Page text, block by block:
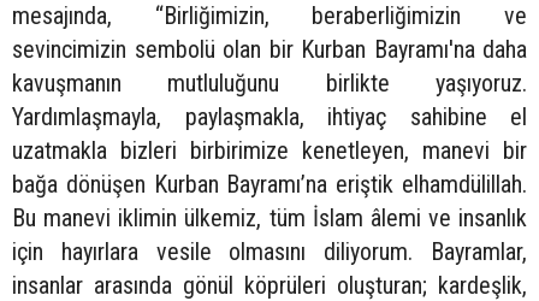
mesajında, “Birliğimizin, beraberliğimizin ve
sevincimizin sembolü olan bir Kurban Bayramı'na daha
kavuşmanın mutluluğunu birlikte yaşıyoruz.
Yardımlaşmayla, paylaşmakla, ihtiyaç sahibine el
uzatmakla bizleri birbirimize kenetleyen, manevi bir
bağa dönüşen Kurban Bayramı’na eriştik elhamdülillah.
Bu manevi iklimin ülkemiz, tüm İslam âlemi ve insanlık
için hayırlara vesile olmasını diliyorum. Bayramlar,
insanlar arasında gönül köprüleri oluşturan; kardeşlik,